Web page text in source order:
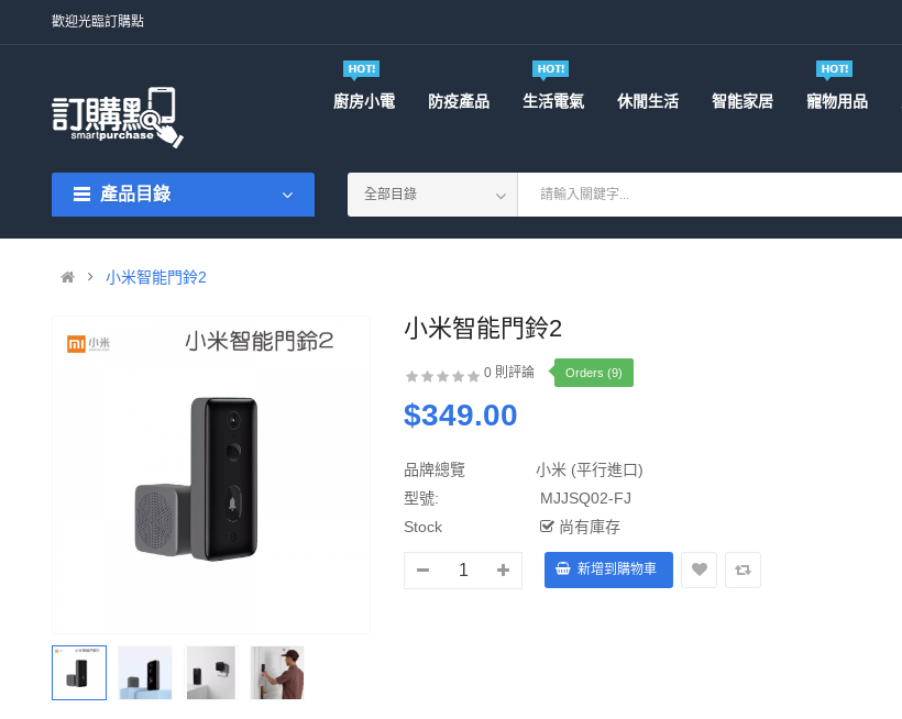
歡迎光臨訂購點
廚房小電 防疫產品 生活電氣 休閒生活 智能家居 寵物用品
產品目錄
小米智能門鈴2
小米智能門鈴2
0 則評論 Orders (9)
$349.00
品牌總覽
小米 (平行進口)
型號:
MJJSQ02-FJ
Stock
尚有庫存